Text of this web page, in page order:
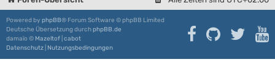
Powered by phpBB® Forum Software © phpBB Limited
Deutsche Übersetzung durchphpBB.de
damaïo © Mazeltof cabot
Datenschutz Nutzungsbedingungen